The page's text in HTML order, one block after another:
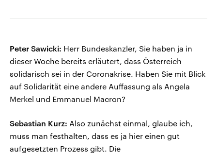
Peter Sawicki: Herr Bundeskanzler, Sie haben ja in
dieser Woche bereits erläutert, dass Österreich
solidarisch sei in der Coronakrise. Haben Sie mit Blick
auf Solidarität eine andere Auffassung als Angela
Merkel und Emmanuel Macron?
Sebastian Kurz: Also zunächst einmal, glaube ich,
muss man festhalten, dass es ja hier einen gut
aufgesetzten Prozess gibt. Die